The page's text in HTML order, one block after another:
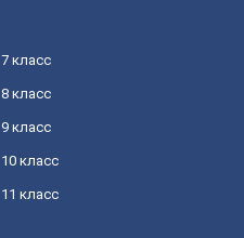
7 класс
8 класс
9 класс
10 класс
11 класс